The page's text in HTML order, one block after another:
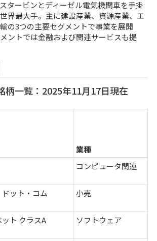
タービンとディーゼル電気機関車を手掛
界最大手。主に建設産業、資源産業、エ
の3つの主要セグメントで事業を展開
ントでは金融および関連サービスも提
柄一覧：2025年11月17日現在
業種
コンピュータ関連
ット・コム 小売
ト クラスA ソフトウェア